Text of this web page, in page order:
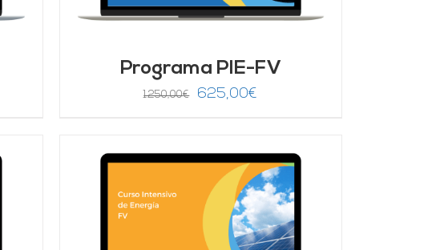
Programa PIE-FV
1.250,00€
El
era:
1.250,00€.
625,00€
es:
625,00€.